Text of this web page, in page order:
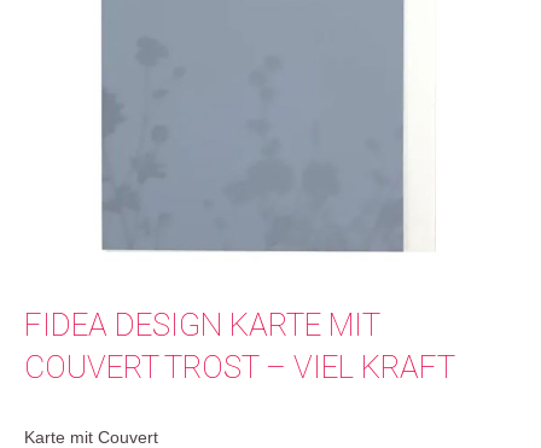
FIDEA DESIGN KARTE MIT
COUVERT TROST – VIEL KRAFT
Karte mit Couvert